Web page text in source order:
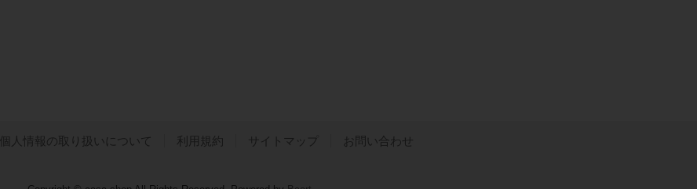
個人情報の取り扱いについて 利用規約 サイトマップ お問い合わせ